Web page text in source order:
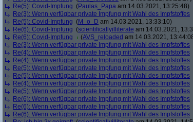
Re(5): Covid-Impfung (Paulas_Papa am 14.03.2021, 13:25:48)
Re(3): Wenn verfügbar private Impfung mit Wahl des Impfstoffes
Re(5): Covid-Impfung (M_o_D am 14.03.2021, 13:33:10)
Re(6): Covid-Impfung (scientificallyilliterate am 14.03.2021,
Re(6): Covid-Impfung
(AVS_reloaded am 14.03.2021,
Re(3): Wenn verfügbar private Impfung mit Wahl des Impfstoffes
Re(4): Wenn verfügbar private Impfung mit Wahl des Impfstoffes
Re(4): Wenn verfügbar private Impfung mit Wahl des Impfstoffes
Re(5): Wenn verfügbar private Impfung mit Wahl des Impfstoffes
Re(5): Wenn verfügbar private Impfung mit Wahl des Impfstoffes
Re(4): Wenn verfügbar private Impfung mit Wahl des Impfstoffes
Re(5): Wenn verfügbar private Impfung mit Wahl des Impfstoffes
Re(6): Wenn verfügbar private Impfung mit Wahl des Impfstoffes
Re(6): Wenn verfügbar private Impfung mit Wahl des Impfstoffes
Re(6): Wenn verfügbar private Impfung mit Wahl des Impfstoffes